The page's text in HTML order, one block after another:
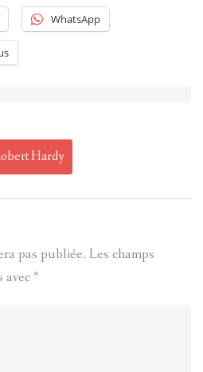
WhatsApp
Hardy
pas publiée. Les champs
avec*